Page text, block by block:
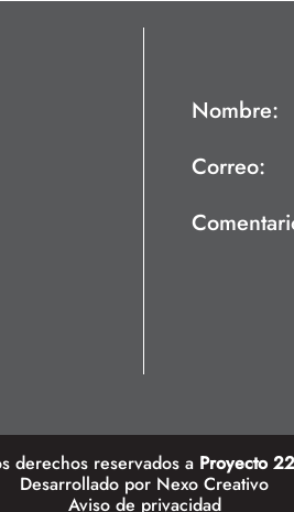
Nombre:
Correo:
derechos reservados a Proyecto 22
Desarrollado por Nexo Creativo
Aviso de privacidad